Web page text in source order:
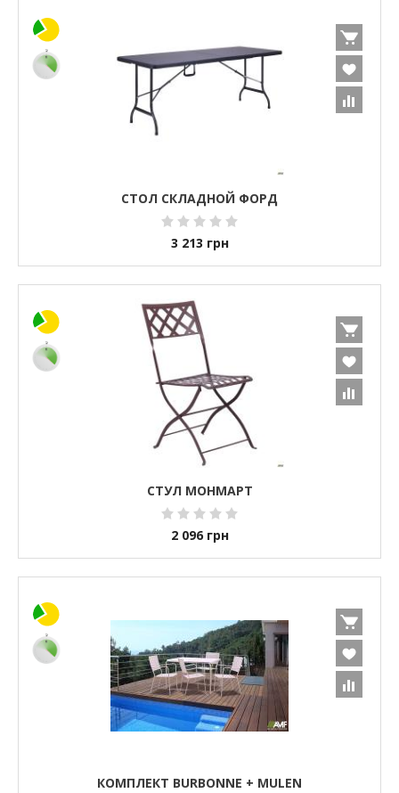
СТОЛ СКЛАДНОЙ ФОРД
3 213 грн
СТУЛ МОНМАРТ
2 096 грн
КОМПЛЕКТ BURBONNE + MULEN